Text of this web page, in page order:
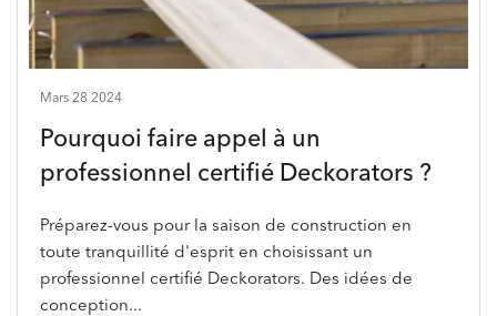
Mars 28 2024
Pourquoi faire appel à un
professionnel certifié Deckorators ?
Préparez-vous pour la saison de construction en
toute tranquillité d'esprit en choisissant un
professionnel certifié Deckorators. Des idées de
conception...